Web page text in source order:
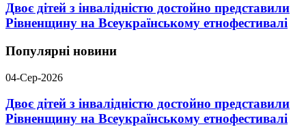
Двоє дітей з інвалідністю достойно представили
Рівненщину на Всеукраїнському етнофестивалі
Популярні новини
04-Сер-2026
Двоє дітей з інвалідністю достойно представили
Рівненщину на Всеукраїнському етнофестивалі